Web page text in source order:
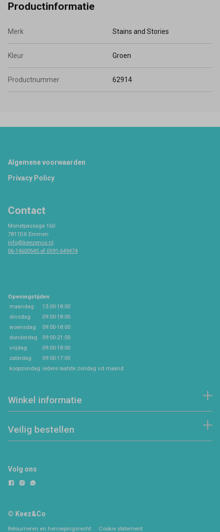
Productinformatie
Merk Stains and Stories
Kleur Groen
Productnummer 62914
Footer
Algemene voorwaarden
Privacy Policy
Contact
Monetpassage 160
7811DX Emmen
info@keezenco.nl
06-14600545 of 0591-649474
Openingstijden
maandag
13:00-18:00
dinsdag
09:00-18:00
woensdag
09:00-18:00
donderdag
09:00-21:00
vrijdag
09:00-18:00
zaterdag
09:00-17:00
koopzondag iedere laatste zondag vd maand
Winkel informatie
Veilig bestellen
Volg ons
© Keez&Co
Retourneren en herroepingsrecht Cookie statement